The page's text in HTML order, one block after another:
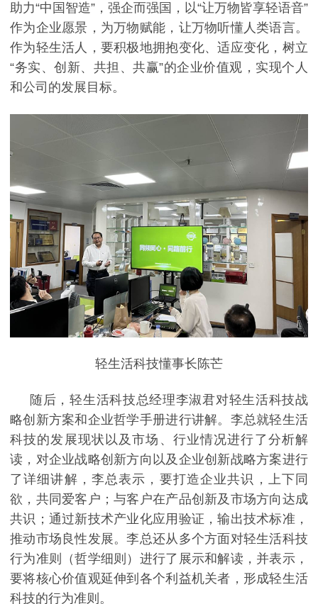
助力“中国智造”，强企而强国，以“让万物皆享轻语音”
作为企业愿景，为万物赋能，让万物听懂人类语言。
作为轻生活人，要积极地拥抱变化、适应变化，树立
“务实、创新、共担、共赢”的企业价值观，实现个人
和公司的发展目标。
轻生活科技懂事长陈芒
随后，轻生活科技总经理李淑君对轻生活科技战
略创新方案和企业哲学手册进行讲解。李总就轻生活
科技的发展现状以及市场、行业情况进行了分析解
读，对企业战略创新方向以及企业创新战略方案进行
了详细讲解，李总表示，要打造企业共识，上下同
欲，共同爱客户；与客户在产品创新及市场方向达成
共识；通过新技术产业化应用验证，输出技术标准，
推动市场良性发展。李总还从多个方面对轻生活科技
行为准则（哲学细则）进行了展示和解读，并表示，
要将核心价值观延伸到各个利益机关者，形成轻生活
科技的行为准则。